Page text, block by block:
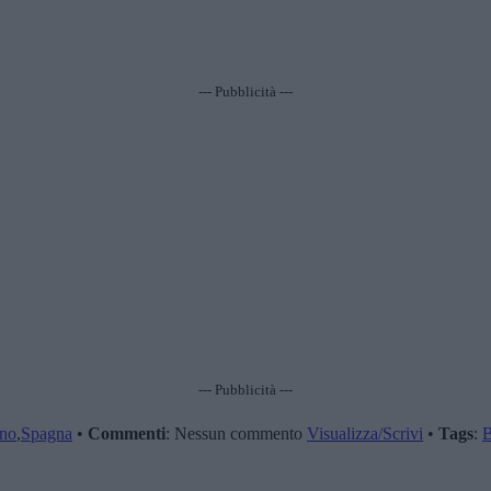
--- Pubblicità ---
--- Pubblicità ---
,Spagna • Commenti: Nessun commento Visualizza/Scrivi • Tags: